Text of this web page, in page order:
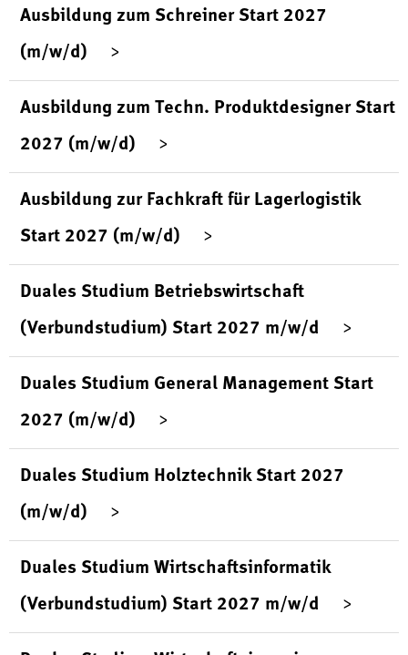
Ausbildung zum Schreiner Start 2027
(m/w/d)
Ausbildung zum Techn. Produktdesigner Start
2027 (m/w/d)
Ausbildung zur Fachkraft für Lagerlogistik
Start 2027 (m/w/d)
Duales Studium Betriebswirtschaft
(Verbundstudium) Start 2027 m/w/d
Duales Studium General Management Start
2027 (m/w/d)
Duales Studium Holztechnik Start 2027
(m/w/d)
Duales Studium Wirtschaftsinformatik
(Verbundstudium) Start 2027 m/w/d